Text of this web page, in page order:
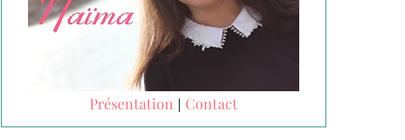
Présentation | Contact